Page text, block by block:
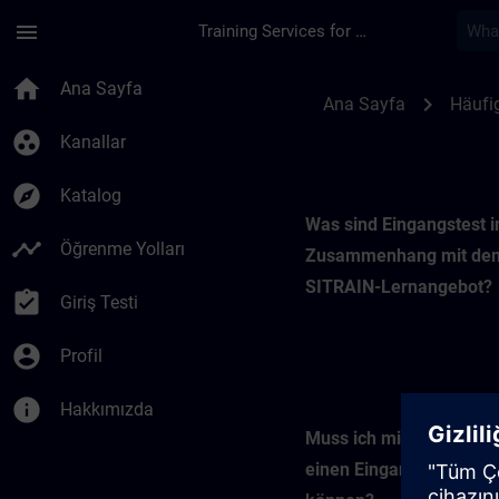
menu Training Services for Digital Industries
home Ana Sayfa
group_work Kanallar
explore Katalog
timeline Öğrenme Yolları
assignment_turned_in Giriş Testi
account_circle Profil
info Hakkımızda
Ana Sayfa chevron_right
Was sind Eingangstest
Zusammenhang mit
SITRAIN-Lernangebot?
Muss ich mich
einen Eingangstest